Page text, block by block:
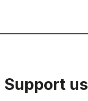
Support us